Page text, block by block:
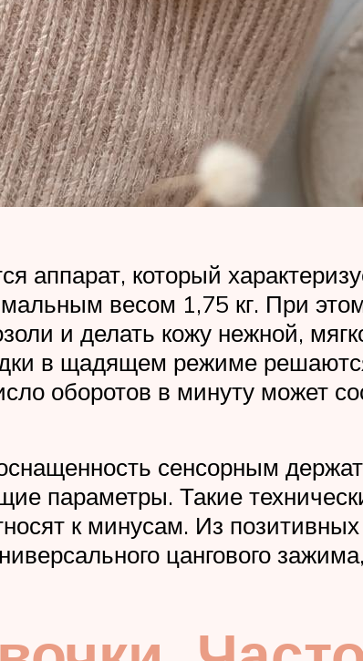
аппарат, который
весом 1,75 кг. При
и делать кожу нежной,
в щадящем режиме
оборотов в минуту может
сенсорным
параметры. Такие
к минусам. Из
цангового